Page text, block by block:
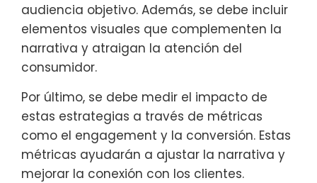
audiencia objetivo. Además, se debe incluir
elementos visuales que complementen la
narrativa y atraigan la atención del
consumidor.
Por último, se debe medir el impacto de
estas estrategias a través de métricas
como el engagement y la conversión. Estas
métricas ayudarán a ajustar la narrativa y
mejorar la conexión con los clientes.